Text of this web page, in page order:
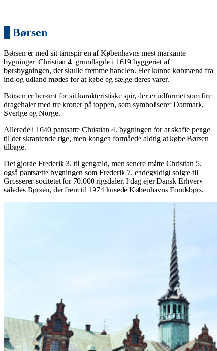
Børsen
Børsen er med sit tårnspir en af Københavns mest markante
bygninger. Christian 4. grundlagde i 1619 byggeriet af
børsbygningen, der skulle fremme handlen. Her kunne købmænd fra
ind-og udland mødes for at købe og sælge deres varer.
Børsen er berømt for sit karakteristiske spir, der er udformet som fire
dragehaler med tre kroner på toppen, som symboliserer Danmark,
Sverige og Norge.
Allerede i 1640 pantsatte Christian 4. bygningen for at skaffe penge
til det skrantende rige, men kongen formåede aldrig at købe Børsen
tilbage.
Det gjorde Frederik 3. til gengæld, men senere måtte Christian 5.
også pantsætte bygningen som Frederik 7. endegyldigt solgte til
Grosserer-socitetet for 70.000 rigsdaler. I dag ejer Dansk Erhverv
således Børsen, der frem til 1974 husede Københavns Fondsbørs.